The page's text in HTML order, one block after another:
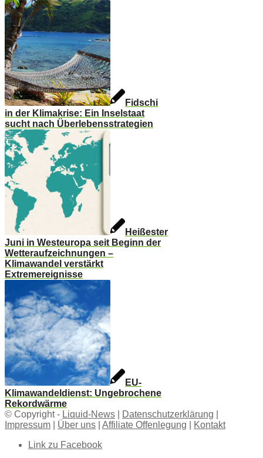
Fidschi
in der Klimakrise: Ein Inselstaat
sucht nach Überlebensstrategien
Heißester
Juni in Westeuropa seit Beginn der
Wetteraufzeichnungen –
Klimawandel verstärkt
Extremereignisse
EU-
Klimawandeldienst: Ungebrochene
Rekordwärme
© Copyright - Liquid-News Datenschutzerklärung
Impressum
Über uns Affiliate Offenlegung
Kontakt
Link zu Facebook